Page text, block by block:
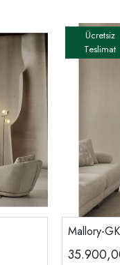
Mallory-